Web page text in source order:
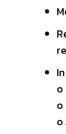
o
o
o